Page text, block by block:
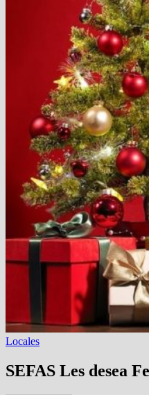
Locales
SEFAS Les desea